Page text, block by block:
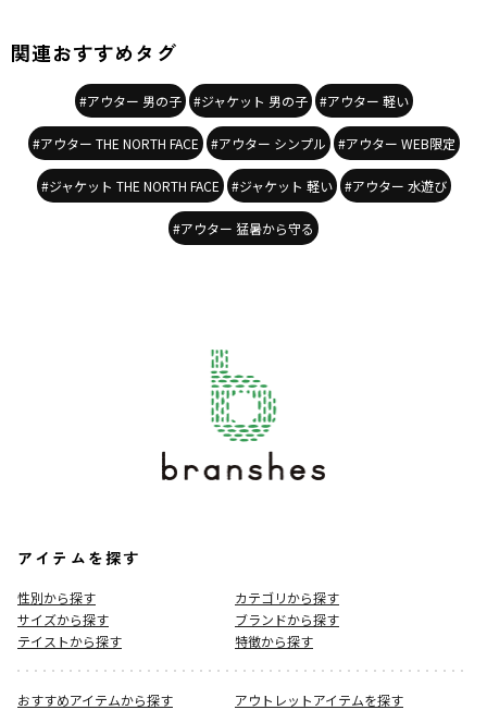
関連おすすめタグ
#アウター 男の子 #ジャケット 男の子 #アウター 軽い
#アウター THE NORTH FACE #アウター シンプル #アウター WEB限定
#ジャケット THE NORTH FACE #ジャケット 軽い #アウター 水遊び
#アウター 猛暑から守る
アイテムを探す
性別から探す
カテゴリから探す
サイズから探す
ブランドから探す
テイストから探す
特徴から探す
おすすめアイテムから探す
アウトレットアイテムを探す